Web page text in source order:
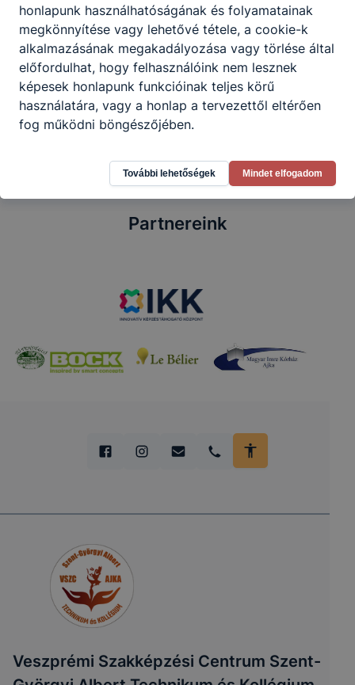
Bokorné Farsang Valéria
a DÖK munkáját koordináló középiskolai tanár
Partnereink
Veszprémi Szakképzési Centrum Szent-
honlapunk használhatóságának és folyamatainak
megkönnyítése vagy lehetővé tétele, a cookie-k
alkalmazásának megakadályozása vagy törlése által
előfordulhat, hogy felhasználóink nem lesznek
képesek honlapunk funkcióinak teljes körű
használatára, vagy a honlap a tervezettől eltérően
fog működni böngészőjében.
További lehetőségek Mindet elfogadom